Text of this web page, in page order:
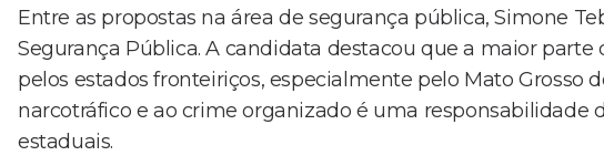
Entre as propostas na área de segurança pública, Simone
Segurança Pública. A candidata destacou que a maior parte
pelos estados fronteiriços, especialmente pelo Mato Grosso
narcotráfico e ao crime organizado é uma responsabilidade
estaduais.